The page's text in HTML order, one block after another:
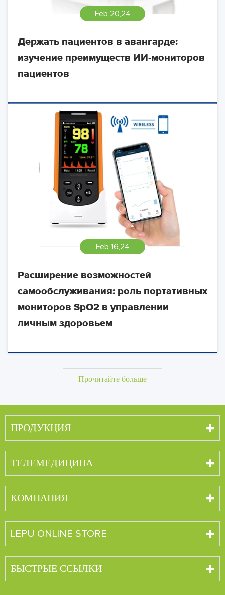
Feb 20,24
Держать пациентов в авангарде:
изучение преимуществ ИИ-мониторов
пациентов
Feb 16,24
Расширение возможностей
самообслуживания: роль портативных
мониторов SpO2 в управлении
личным здоровьем
Прочитайте больше
ПРОДУКЦИЯ
ТЕЛЕМЕДИЦИНА
КОМПАНИЯ
LEPU ONLINE STORE
БЫСТРЫЕ ССЫЛКИ